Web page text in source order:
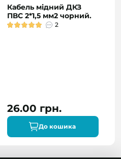
Кабель мідний ДКЗ
ПВС 2*1,5 мм2 чорний.
2
26.00 грн.
До кошика